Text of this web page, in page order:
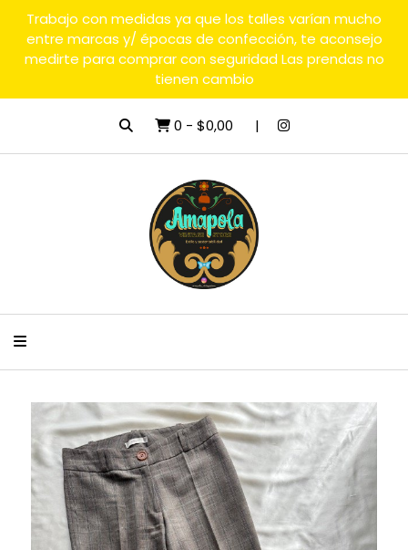
Trabajo con medidas ya que los talles varían mucho
entre marcas y/ épocas de confección, te aconsejo
medirte para comprar con seguridad Las prendas no
tienen cambio
0 - $0,00